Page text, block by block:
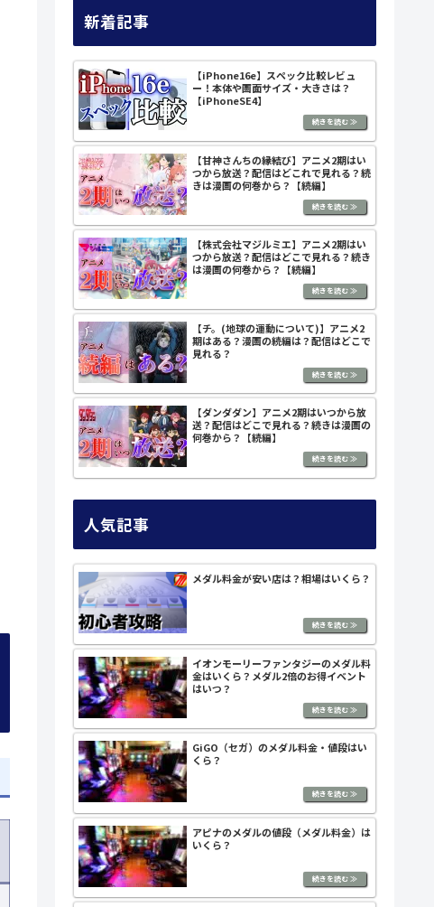
新着記事
【iPhone16e】スペック比較レビュ
ー！本体や画面サイズ・大きさは？
【iPhoneSE4】
【甘神さんちの縁結び】アニメ2期はい
つから放送？配信はどこれで見れる？続
きは漫画の何巻から？【続編】
【株式会社マジルミエ】アニメ2期はい
つから放送？配信はどこで見れる？続き
は漫画の何巻から？【続編】
【チ。(地球の運動について)】アニメ2
期はある？漫画の続編は？配信はどこで
見れる？
【ダンダダン】アニメ2期はいつから放
送？配信はどこで見れる？続きは漫画の
何巻から？【続編】
人気記事
メダル料金が安い店は？相場はいくら？
イオンモーリーファンタジーのメダル料
金はいくら？メダル2倍のお得イベント
はいつ？
GiGO（セガ）のメダル料金・値段はい
くら？
アピナのメダルの値段（メダル料金）は
いくら？